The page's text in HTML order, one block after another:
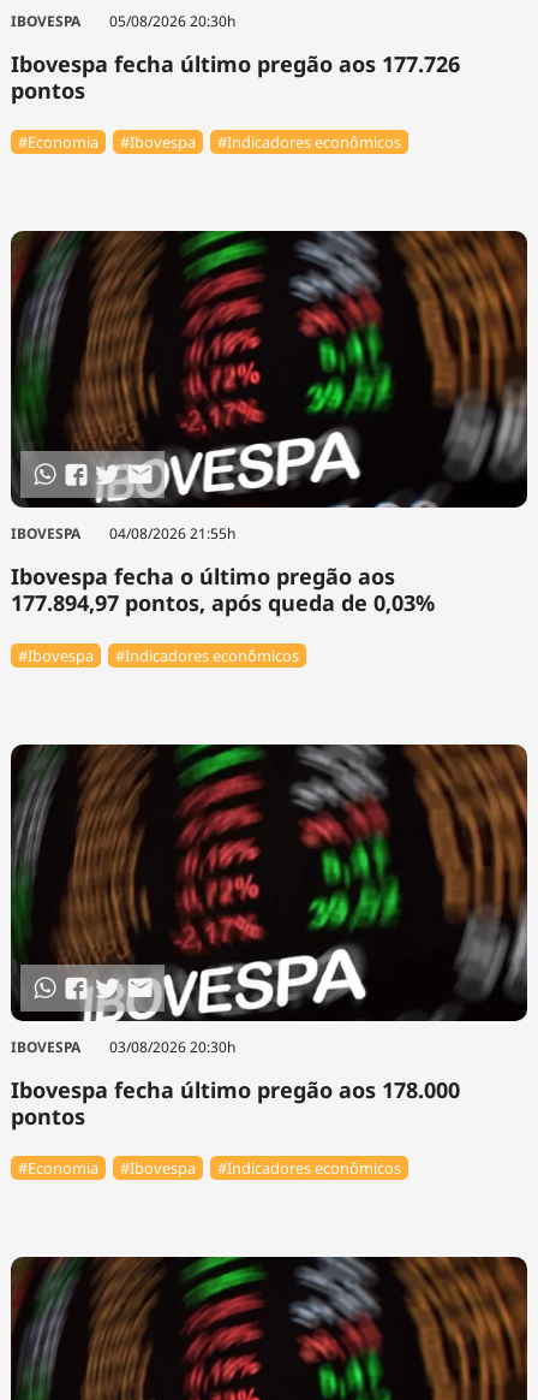
Cinema
Infraestrutura
IBOVESPA 05/08/2026 20:30h
Ibovespa fecha último pregão aos 177.726
pontos
#Economia #Ibovespa #Indicadores econômicos
IBOVESPA 04/08/2026 21:55h
Ibovespa fecha o último pregão aos
177.894,97 pontos, após queda de 0,03%
#Ibovespa #Indicadores econômicos
IBOVESPA 03/08/2026 20:30h
Ibovespa fecha último pregão aos 178.000
pontos
#Economia #Ibovespa #Indicadores econômicos